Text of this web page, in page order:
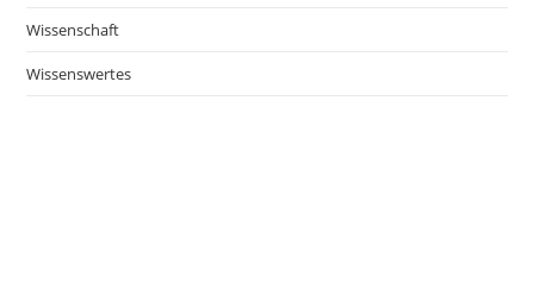
Wissenschaft
Wissenswertes